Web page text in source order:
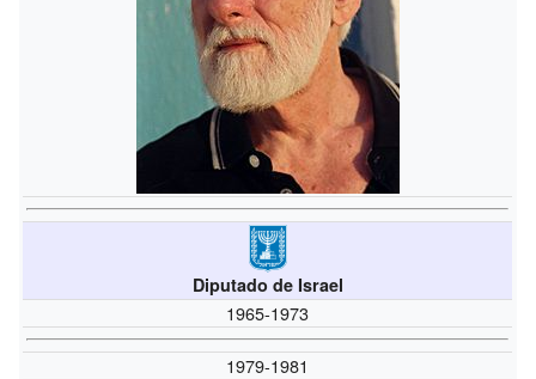
Diputado de Israel
1965-1973
1979-1981